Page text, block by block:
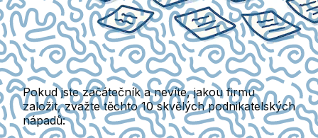
Pokud jste začátečník a nevíte, jakou firmu
založit, zvažte těchto 10 skvělých podnikatelských
nápadů: